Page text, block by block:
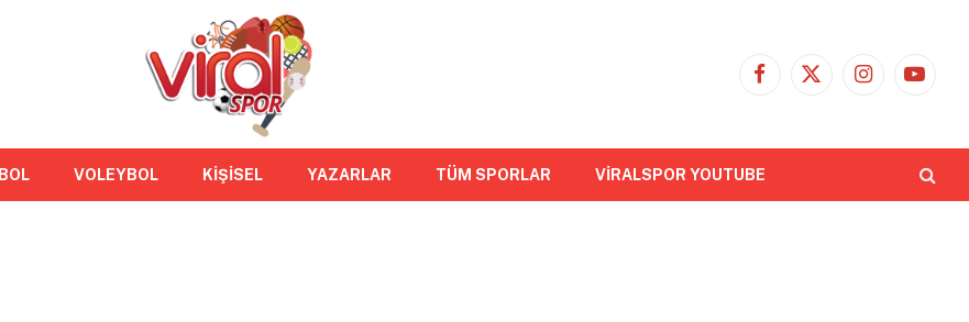
Facebook
X
Instagram
VOLEYBOL KİŞİSEL YAZARLAR TÜM SPORLAR VİRALSPOR YOUTUBE